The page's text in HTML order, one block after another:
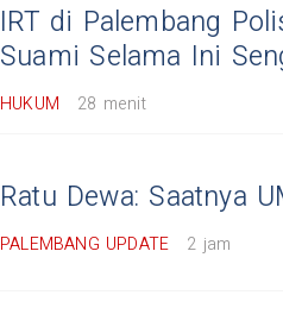
IRT di Palembang
Suami Selama Ini
HUKUM 28 menit
Ratu Dewa: Saatnya
PALEMBANG UPDATE 2 jam